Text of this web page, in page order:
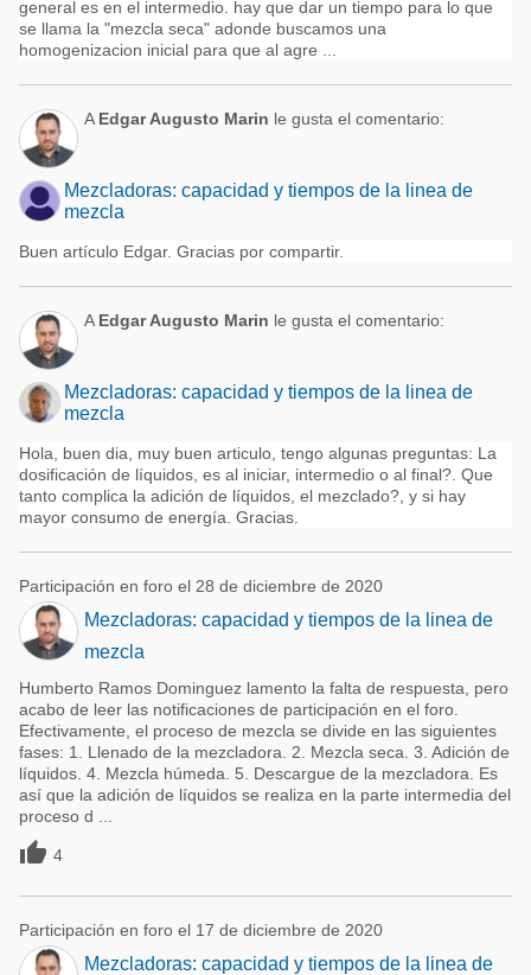
general es en el intermedio. hay que dar un tiempo para lo que
se llama la "mezcla seca" adonde buscamos una
homogenizacion inicial para que al agre ...
A Edgar Augusto Marin le gusta el comentario:
Mezcladoras: capacidad y tiempos de la linea de
mezcla
Buen artículo Edgar. Gracias por compartir.
A Edgar Augusto Marin le gusta el comentario:
Mezcladoras: capacidad y tiempos de la linea de
mezcla
Hola, buen dia, muy buen articulo, tengo algunas preguntas: La
dosificación de líquidos, es al iniciar, intermedio o al final?. Que
tanto complica la adición de líquidos, el mezclado?, y si hay
mayor consumo de energía. Gracias.
Participación en foro el 28 de diciembre de 2020
Mezcladoras: capacidad y tiempos de la linea de
mezcla
Humberto Ramos Dominguez lamento la falta de respuesta, pero
acabo de leer las notificaciones de participación en el foro.
Efectivamente, el proceso de mezcla se divide en las siguientes
fases: 1. Llenado de la mezcladora. 2. Mezcla seca. 3. Adición de
líquidos. 4. Mezcla húmeda. 5. Descargue de la mezcladora. Es
así que la adición de líquidos se realiza en la parte intermedia del
proceso d ...
 4
Participación en foro el 17 de diciembre de 2020
Mezcladoras: capacidad y tiempos de la linea de